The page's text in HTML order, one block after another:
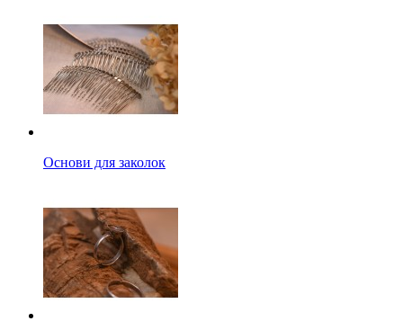
Основи для заколок